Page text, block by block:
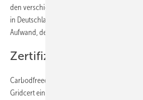
den verschiedenen Anforderungen, die die
in Deutschland an die Anlagen stellen, ist es
Aufwand, der die Zertifizierung zum
Zertifizierung in
Carbodfreed mit Sitz in Meldorf in Schleswig-
Gridcert eine KI-gestützte Lösung entwickelt,